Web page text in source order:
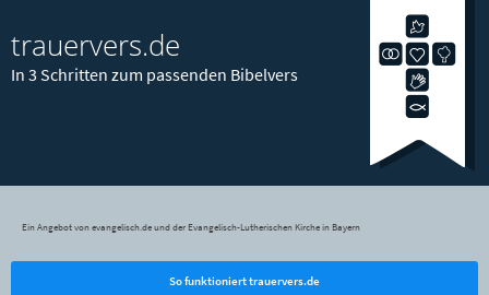
trauervers.de
In 3 Schritten zum passenden Bibelvers
Ein Angebot von evangelisch.de und der Evangelisch-Lutherischen Kirche in Bayern
So funktioniert trauervers.de